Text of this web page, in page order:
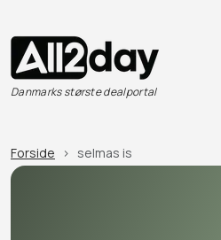
Danmarks største dealportal
Forside selmas is